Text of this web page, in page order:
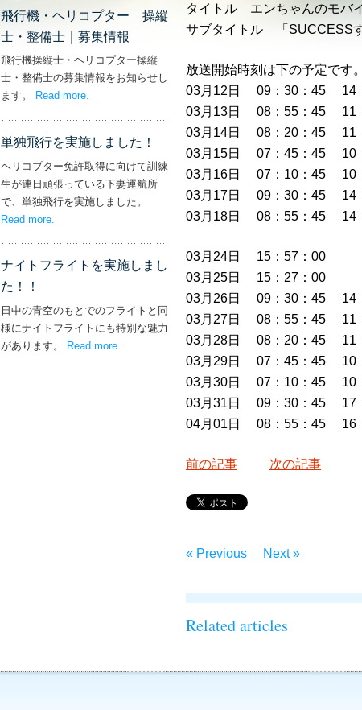
タイトル エンちゃんのモバ
サブタイトル 「SUCCESSす
放送開始時刻は下の予定です。
03月12日 09：30：45 14
03月13日 08：55：45 11
03月14日 08：20：45 11
03月15日 07：45：45 10
03月16日 07：10：45 10
03月17日 09：30：45 14
03月18日 08：55：45 14
03月24日 15：57：00
03月25日 15：27：00
03月26日 09：30：45 14
03月27日 08：55：45 11
03月28日 08：20：45 11
03月29日 07：45：45 10
03月30日 07：10：45 10
03月31日 09：30：45 17
04月01日 08：55：45 16
前の記事 次の記事
« Previous Next »
飛行機・ヘリコプター 操縦
士・整備士｜募集情報
飛行機操縦士・ヘリコプター操縦
士・整備士の募集情報をお知らせし
ます。
Read more– ‘飛行機・ヘリコプター 操縦士・整備士｜募集情報’
.
単独飛行を実施しました！
ヘリコプター免許取得に向けて訓練
生が連日頑張っている下妻運航所
で、単独飛行を実施しました。
Read more – ‘単独飛行を実施しました！’
ナイトフライトを実施しまし
た！！
日中の青空のもとでのフライトと同
様にナイトフライトにも特別な魅力
があります。
Read more– ‘ナイトフライトを実施しました！！’
.
Related articles